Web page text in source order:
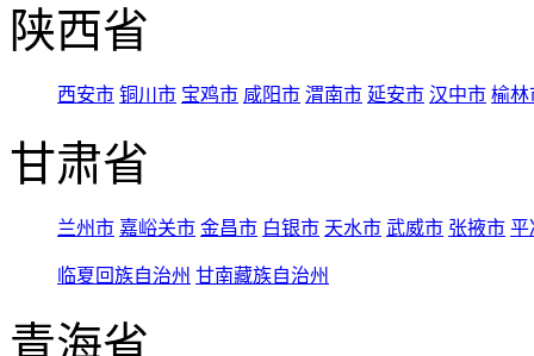
陕西省
西安市 铜川市 宝鸡市 咸阳市 渭南市 延安市 汉中市 榆林
甘肃省
兰州市 嘉峪关市 金昌市 白银市 天水市 武威市 张掖市 平
临夏回族自治州 甘南藏族自治州
青海省